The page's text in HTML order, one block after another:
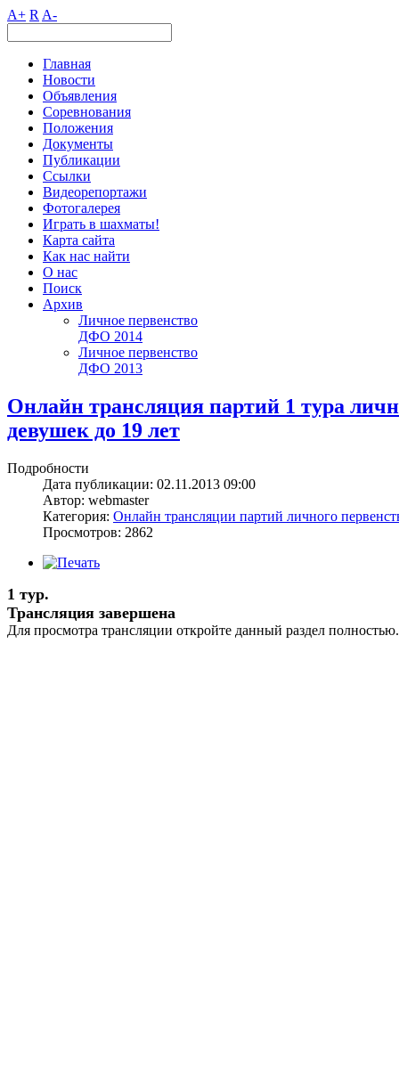
A+ R A-
Главная
Новости
Объявления
Соревнования
Положения
Документы
Публикации
Ссылки
Видеорепортажи
Фотогалерея
Играть в шахматы!
Карта сайта
Как нас найти
О нас
Поиск
Архив
Личное первенство
ДФО 2014
Личное первенство
ДФО 2013
Онлайн трансляция партий 1 тура
девушек до 19 лет
Подробности
Дата публикации: 02.11.2013 09:00
Автор: webmaster
Категория: Онлайн трансляции партий личного
Просмотров: 2862
1 тур.
Трансляция завершена
Для просмотра трансляции откройте данный раздел полностью.